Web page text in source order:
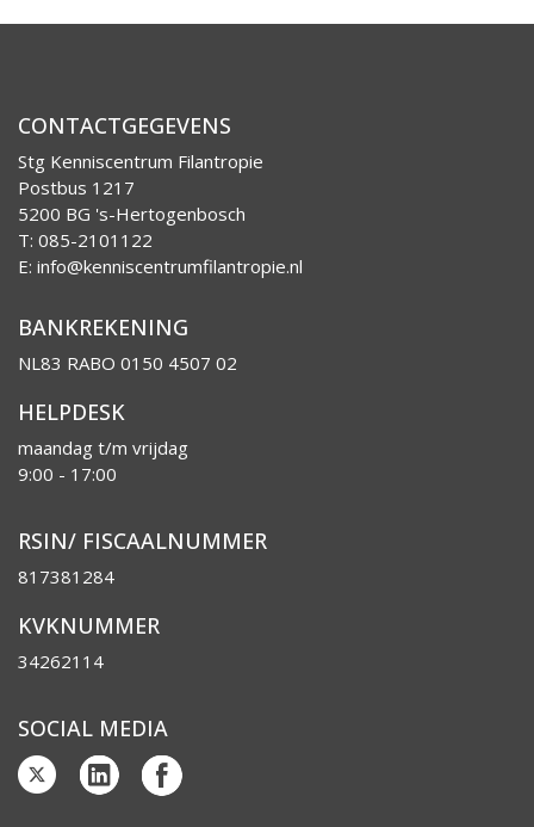
CONTACTGEGEVENS
Stg Kenniscentrum Filantropie
Postbus 1217
5200 BG 's-Hertogenbosch
T: 085-2101122
E: info@kenniscentrumfilantropie.nl
BANKREKENING
NL83 RABO 0150 4507 02
HELPDESK
maandag t/m vrijdag
9:00 - 17:00
RSIN/ FISCAALNUMMER
817381284
KVKNUMMER
34262114
SOCIAL MEDIA